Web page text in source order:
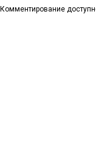
Комментирование